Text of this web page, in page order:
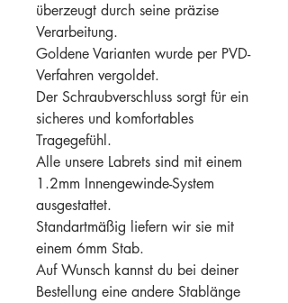
überzeugt durch seine präzise
Verarbeitung.
Goldene Varianten wurde per PVD-
Verfahren vergoldet.
Der Schraubverschluss sorgt für ein
sicheres und komfortables
Tragegefühl.
Alle unsere Labrets sind mit einem
1.2mm Innengewinde-System
ausgestattet.
Standartmäßig liefern wir sie mit
einem 6mm Stab.
Auf Wunsch kannst du bei deiner
Bestellung eine andere Stablänge